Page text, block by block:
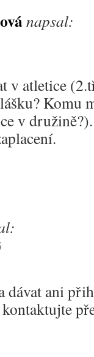
napsal:
v atletice
Komu
v
dávat ani